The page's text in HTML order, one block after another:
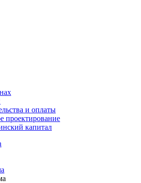
и оплаты
проектирование
капитал